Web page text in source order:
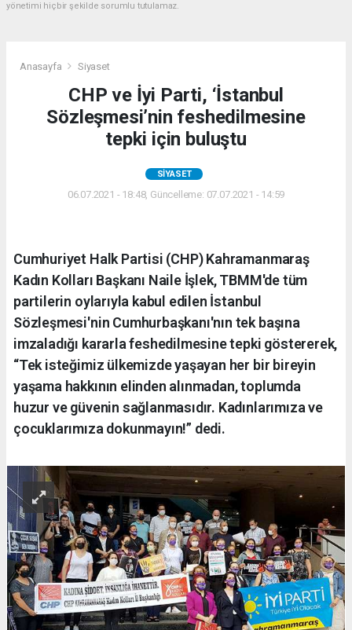
yönetimi hiçbir şekilde sorumlu tutulamaz.
Anasayfa Siyaset
CHP ve İyi Parti, ‘İstanbul
Sözleşmesi’nin feshedilmesine
tepki için buluştu
SIYASET
06.07.2021 - 18:48, Güncelleme: 07.07.2021 - 14:59
Cumhuriyet Halk Partisi (CHP) Kahramanmaraş
Kadın Kolları Başkanı Naile İşlek, TBMM'de tüm
partilerin oylarıyla kabul edilen İstanbul
Sözleşmesi'nin Cumhurbaşkanı'nın tek başına
imzaladığı kararla feshedilmesine tepki göstererek,
“Tek isteğimiz ülkemizde yaşayan her bir bireyin
yaşama hakkının elinden alınmadan, toplumda
huzur ve güvenin sağlanmasıdır. Kadınlarımıza ve
çocuklarımıza dokunmayın!” dedi.